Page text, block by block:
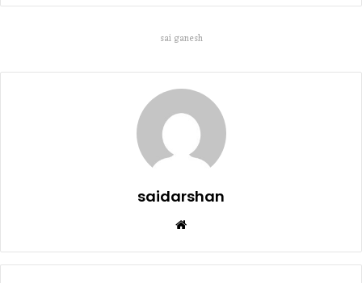
sai ganesh
saidarshan